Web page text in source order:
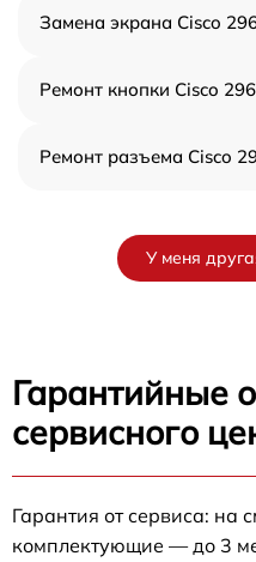
Замена экрана Cisco
Ремонт кнопки Cisco
Ремонт разъема Cisco
У меня
Гарантийные
сервисного
Гарантия от сервиса: на
комплектующие — до 3